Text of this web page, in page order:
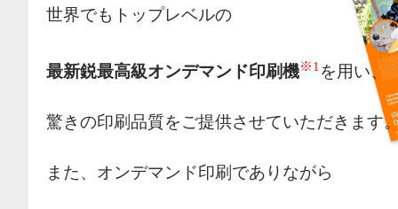
世界でもトップレベルの
最新鋭最高級オンデマンド印刷機※1 を用い、
驚きの印刷品質をご提供させていただきます
また、オンデマンド印刷でありながら